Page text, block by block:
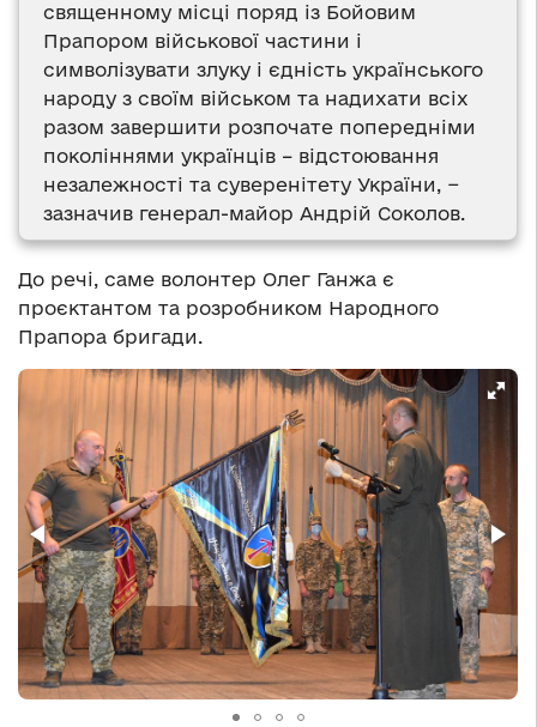
священному місці поряд із Бойовим
Прапором військової частини і
символізувати злуку і єдність українського
народу з своїм військом та надихати всіх
разом завершити розпочате попередніми
поколіннями українців – відстоювання
незалежності та суверенітету України, −
зазначив генерал-майор Андрій Соколов.
До речі, саме волонтер Олег Ганжа є
проєктантом та розробником Народного
Прапора бригади.